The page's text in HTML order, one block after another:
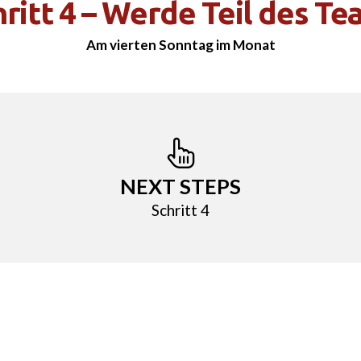
4 – Werde Teil des
Am vierten Sonntag im Monat
NEXT STEPS
Schritt 4